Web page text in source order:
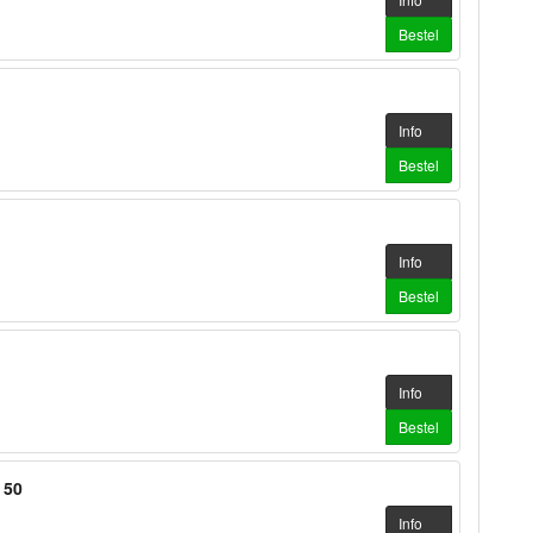
Bestel
Info
Bestel
Info
Bestel
Info
Bestel
Info